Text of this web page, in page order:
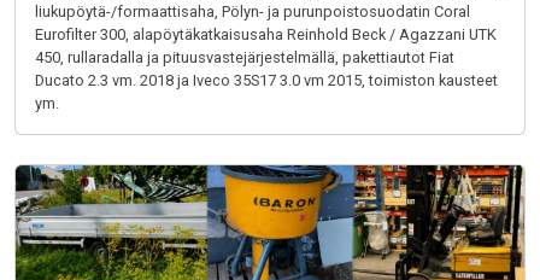
liukupöytä-/formaattisaha, Pölyn- ja purunpoistosuodatin Coral
Eurofilter 300, alapöytäkatkaisusaha Reinhold Beck / Agazzani UTK
450, rullaradalla ja pituusvastejärjestelmällä, pakettiautot Fiat
Ducato 2.3 vm. 2018 ja Iveco 35S17 3.0 vm 2015, toimiston kausteet
ym.